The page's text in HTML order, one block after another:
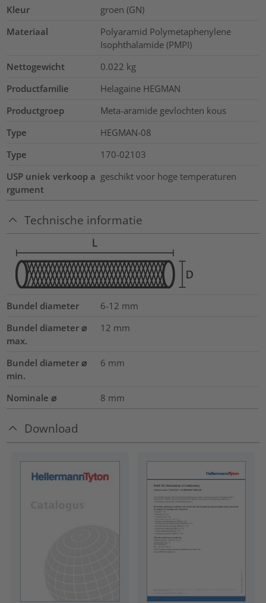
Kleur
groen (GN)
Materiaal
Polyaramid Polymetaphenylene
Isophthalamide (PMPI)
Nettogewicht
0.022 kg
Productfamilie
Helagaine HEGMAN
Productgroep
Meta-aramide gevlochten kous
Type
HEGMAN-08
Type
170-02103
USP uniek verkoop a
rgument
geschikt voor hoge temperaturen
Technische informatie
Bundel diameter 6-12 mm
Bundel diameter ⌀
max.
12 mm
Bundel diameter ⌀
min.
6 mm
Nominale ⌀ 8 mm
Download